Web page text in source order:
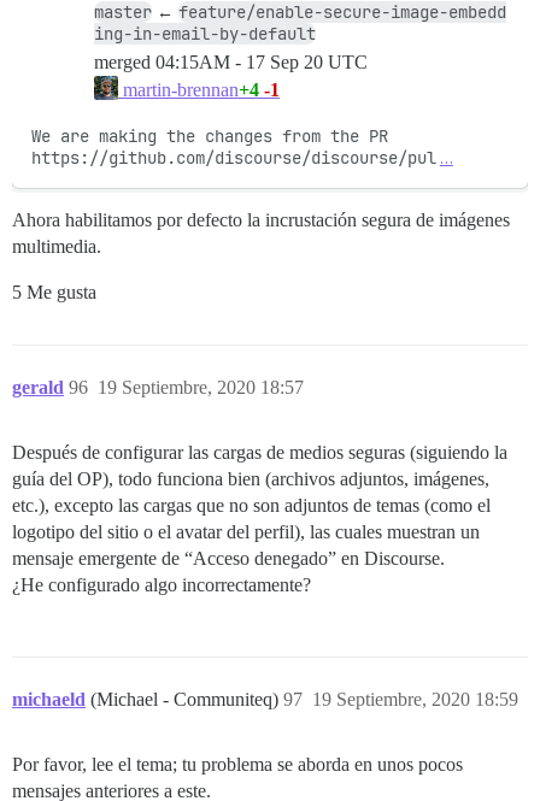
master ← feature/enable-secure-image-embedd
ing-in-email-by-default
merged 04:15AM - 17 Sep 20 UTC
martin-brennan+4 -1
We are making the changes from the PR
https://github.com/discourse/discourse/pul …
Ahora habilitamos por defecto la incrustación segura de imágenes
multimedia.
5 Me gusta
gerald 19 Septiembre, 2020 18:57
96
Después de configurar las cargas de medios seguras (siguiendo la
guía del OP), todo funciona bien (archivos adjuntos, imágenes,
etc.), excepto las cargas que no son adjuntos de temas (como el
logotipo del sitio o el avatar del perfil), las cuales muestran un
mensaje emergente de “Acceso denegado” en Discourse.
¿He configurado algo incorrectamente?
michaeld (Michael - Communiteq) 19 Septiembre, 2020 18:59
97
Por favor, lee el tema; tu problema se aborda en unos pocos
mensajes anteriores a este.